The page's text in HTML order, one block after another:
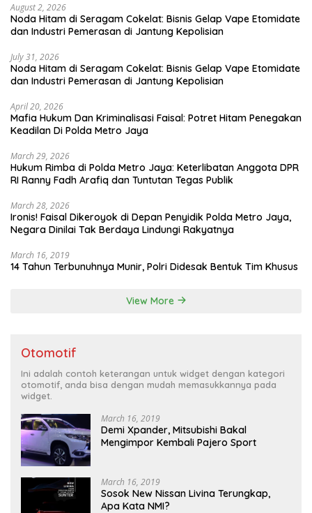
August 2, 2026
Noda Hitam di Seragam Cokelat: Bisnis Gelap Vape Etomidate
dan Industri Pemerasan di Jantung Kepolisian
July 31, 2026
Noda Hitam di Seragam Cokelat: Bisnis Gelap Vape Etomidate
dan Industri Pemerasan di Jantung Kepolisian
April 20, 2026
Mafia Hukum Dan Kriminalisasi Faisal: Potret Hitam Penegakan
Keadilan Di Polda Metro Jaya
March 29, 2026
Hukum Rimba di Polda Metro Jaya: Keterlibatan Anggota DPR
RI Ranny Fadh Arafiq dan Tuntutan Tegas Publik
March 28, 2026
Ironis! Faisal Dikeroyok di Depan Penyidik Polda Metro Jaya,
Negara Dinilai Tak Berdaya Lindungi Rakyatnya
March 16, 2019
14 Tahun Terbunuhnya Munir, Polri Didesak Bentuk Tim Khusus
View More
Otomotif
Ini adalah contoh keterangan untuk widget dengan kategori
otomotif, anda bisa dengan mudah memasukkannya pada
widget.
March 16, 2019
Demi Xpander, Mitsubishi Bakal
Mengimpor Kembali Pajero Sport
March 16, 2019
Sosok New Nissan Livina Terungkap,
Apa Kata NMI?